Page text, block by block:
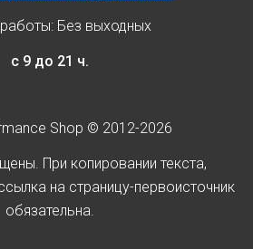
Без выходных
с 9 до 21 ч.
Shop © 2012-2026
При копировании текста,
на страницу-первоисточник
обязательна.